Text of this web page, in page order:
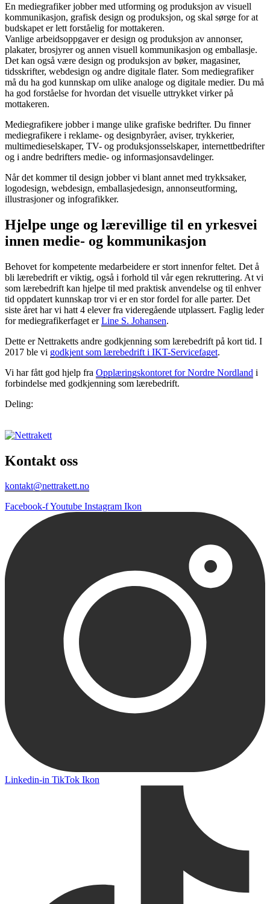
En mediegrafiker jobber med utforming og produksjon av visuell
kommunikasjon, grafisk design og produksjon, og skal sørge for at
budskapet er lett forståelig for mottakeren.
Vanlige arbeidsoppgaver er design og produksjon av annonser,
plakater, brosjyrer og annen visuell kommunikasjon og emballasje.
Det kan også være design og produksjon av bøker, magasiner,
tidsskrifter, webdesign og andre digitale flater. Som mediegrafiker
må du ha god kunnskap om ulike analoge og digitale medier. Du må
ha god forståelse for hvordan det visuelle uttrykket virker på
mottakeren.
Mediegrafikere jobber i mange ulike grafiske bedrifter. Du finner
mediegrafikere i reklame- og designbyråer, aviser, trykkerier,
multimedieselskaper, TV- og produksjonsselskaper, internettbedrifter
og i andre bedrifters medie- og informasjonsavdelinger.
Når det kommer til design jobber vi blant annet med trykksaker,
logodesign, webdesign, emballasjedesign, annonseutforming,
illustrasjoner og infografikker.
Hjelpe unge og lærevillige til en yrkesvei
innen medie- og kommunikasjon
Behovet for kompetente medarbeidere er stort innenfor feltet. Det å
bli lærebedrift er viktig, også i forhold til vår egen rekruttering. At vi
som lærebedrift kan hjelpe til med praktisk anvendelse og til enhver
tid oppdatert kunnskap tror vi er en stor fordel for alle parter. Det
siste året har vi hatt 4 elever fra videregående utplassert. Faglig leder
for mediegrafikerfaget erLine S. Johansen.
Dette er Nettraketts andre godkjenning som lærebedrift på kort tid. I
2017 ble vi godkjent som lærebedrift i IKT-Servicefaget.
Vi har fått god hjelp fra Opplæringskontoret for Nordre Nordland i
forbindelse med godkjenning som lærebedrift.
Deling:
Kontakt oss
kontakt@nettrakett.no
Facebook-fYoutube Instagram Ikon
Linkedin-in TikTok Ikon